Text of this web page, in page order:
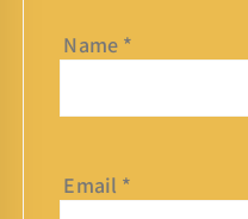
Name *
Email *